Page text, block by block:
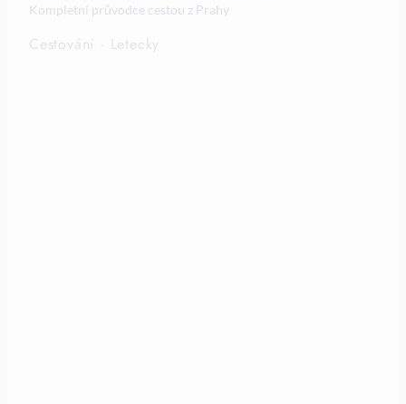
Kompletní průvodce cestou z Prahy
Cestování · Letecky